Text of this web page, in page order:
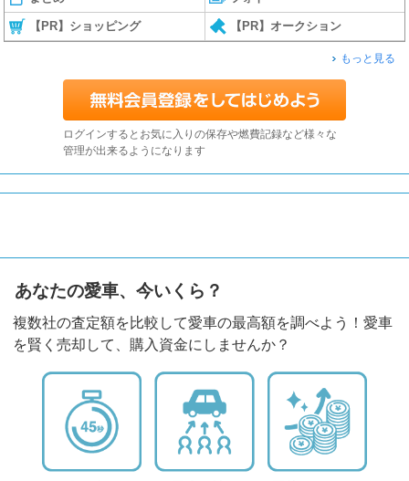
【PR】ショッピング 【PR】オークション
もっと見る
ログインするとお気に入りの保存や燃費記録など様々な
管理が出来るようになります
あなたの愛車、今いくら？
複数社の査定額を比較して愛車の最高額を調べよう！愛車
を賢く売却して、購入資金にしませんか？